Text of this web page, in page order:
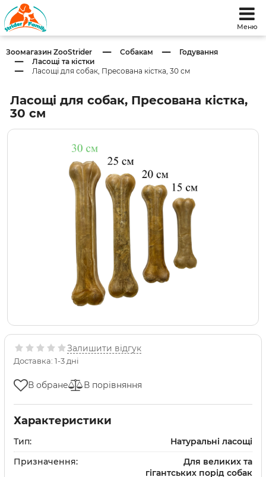
Меню
Зоомагазин ZooStrider Собакам
Годування
Ласощі та кістки
Ласощі для собак, Пресована кістка, 30 см
Ласощі для собак, Пресована кістка,
30 см
Залишити відгук
Доставка: 1-3 дні
В обране В порівняння
Характеристики
Тип:
Натуральні ласощі
Призначення:
Для великих та
гігантських порід собак